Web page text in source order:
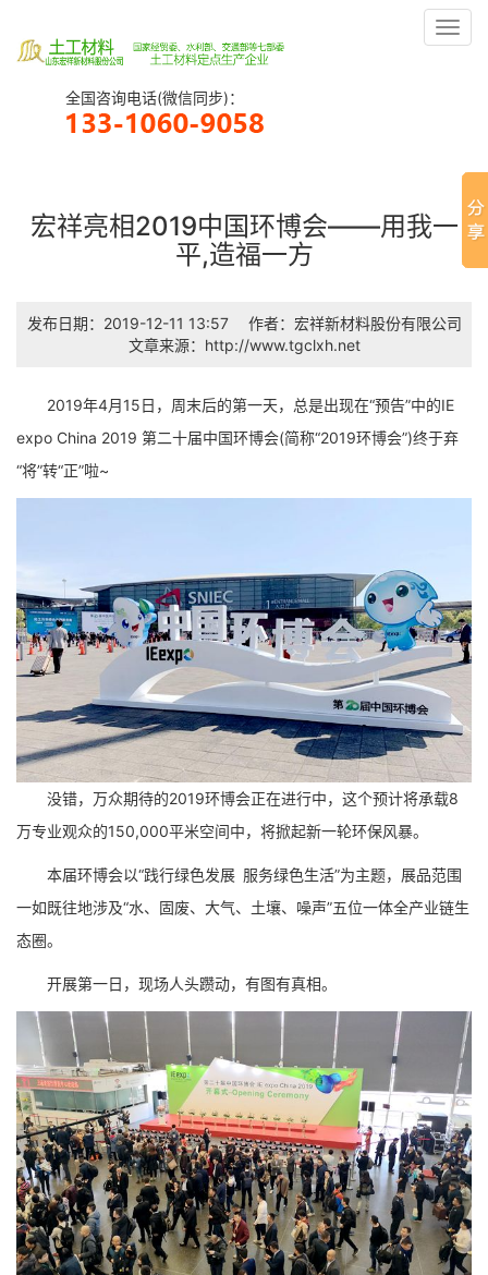
全国咨询电话(微信同步)：
宏祥亮相2019中国环博会——用我一
平,造福一方
发布日期：2019-12-11 13:57
作者：宏祥新材料股份有限公司
文章来源：http://www.tgclxh.net
2019年4月15日，周末后的第一天，总是出现在“预告”中的IE
expo China 2019 第二十届中国环博会(简称“2019环博会”)终于弃
“将”转“正”啦~
没错，万众期待的2019环博会正在进行中，这个预计将承载8
万专业观众的150,000平米空间中，将掀起新一轮环保风暴。
本届环博会以“践行绿色发展 服务绿色生活”为主题，展品范围
一如既往地涉及“水、固废、大气、土壤、噪声”五位一体全产业链生
态圈。
开展第一日，现场人头躜动，有图有真相。